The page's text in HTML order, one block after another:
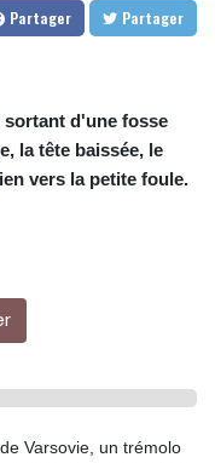
Partager Partager
sortant d'une fosse
la tête baissée, le
vers la petite foule.
Varsovie, un trémolo